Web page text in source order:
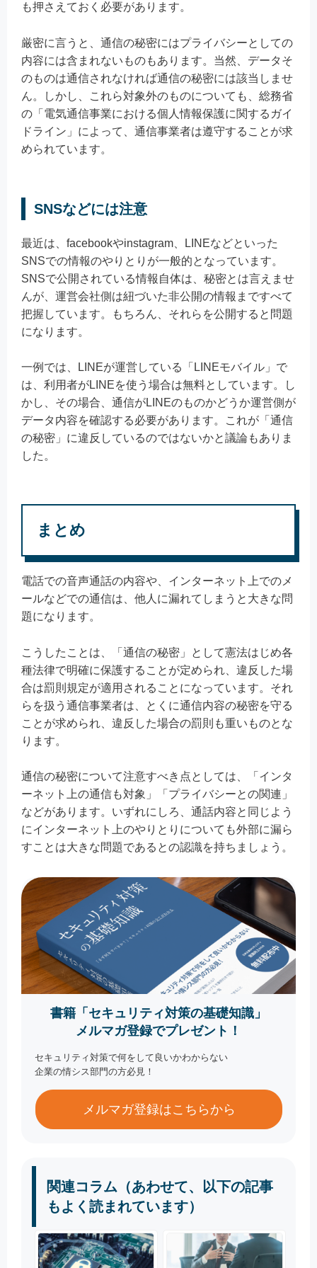
も押さえておく必要があります。
厳密に言うと、通信の秘密にはプライバシーとしての
内容には含まれないものもあります。当然、データそ
のものは通信されなければ通信の秘密には該当しませ
ん。しかし、これら対象外のものについても、総務省
の「電気通信事業における個人情報保護に関するガイ
ドライン」によって、通信事業者は遵守することが求
められています。
SNSなどには注意
最近は、facebookやinstagram、LINEなどといった
SNSでの情報のやりとりが一般的となっています。
SNSで公開されている情報自体は、秘密とは言えませ
んが、運営会社側は紐づいた非公開の情報まですべて
把握しています。もちろん、それらを公開すると問題
になります。
一例では、LINEが運営している「LINEモバイル」で
は、利用者がLINEを使う場合は無料としています。し
かし、その場合、通信がLINEのものかどうか運営側が
データ内容を確認する必要があります。これが「通信
の秘密」に違反しているのではないかと議論もありま
した。
まとめ
電話での音声通話の内容や、インターネット上でのメ
ールなどでの通信は、他人に漏れてしまうと大きな問
題になります。
こうしたことは、「通信の秘密」として憲法はじめ各
種法律で明確に保護することが定められ、違反した場
合は罰則規定が適用されることになっています。それ
らを扱う通信事業者は、とくに通信内容の秘密を守る
ことが求められ、違反した場合の罰則も重いものとな
ります。
通信の秘密について注意すべき点としては、「インタ
ーネット上の通信も対象」「プライバシーとの関連」
などがあります。いずれにしろ、通話内容と同じよう
にインターネット上のやりとりについても外部に漏ら
すことは大きな問題であるとの認識を持ちましょう。
書籍「セキュリティ対策の基礎知識」
メルマガ登録でプレゼント！
セキュリティ対策で何をして良いかわからない
企業の情シス部門の方必見！
メルマガ登録はこちらから
関連コラム（あわせて、以下の記事
もよく読まれています）